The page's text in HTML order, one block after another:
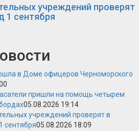
учреждений проверят
1 сентября
в Доме офицеров Черноморского
пришли на помощь четырем
05.08.2026 19:14
учреждений проверят в
сентября05.08.2026 18:09